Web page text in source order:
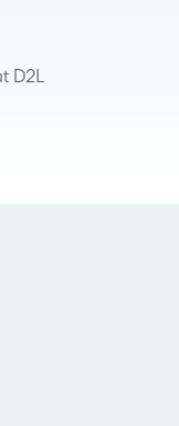
D2L